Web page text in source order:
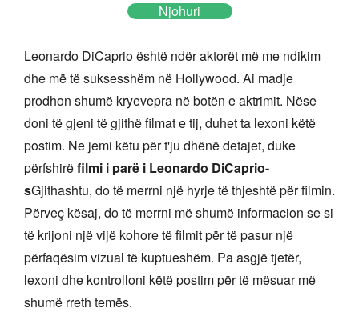
Njohuri
Leonardo DiCaprio është ndër aktorët më me ndikim
dhe më të suksesshëm në Hollywood. Ai madje
prodhon shumë kryevepra në botën e aktrimit. Nëse
doni të gjeni të gjithë filmat e tij, duhet ta lexoni këtë
postim. Ne jemi këtu për t'ju dhënë detajet, duke
përfshirëfilmi i parë i Leonardo DiCaprio-
sGjithashtu, do të merrni një hyrje të thjeshtë për filmin.
Përveç kësaj, do të merrni më shumë informacion se si
të krijoni një vijë kohore të filmit për të pasur një
përfaqësim vizual të kuptueshëm. Pa asgjë tjetër,
lexoni dhe kontrolloni këtë postim për të mësuar më
shumë rreth temës.